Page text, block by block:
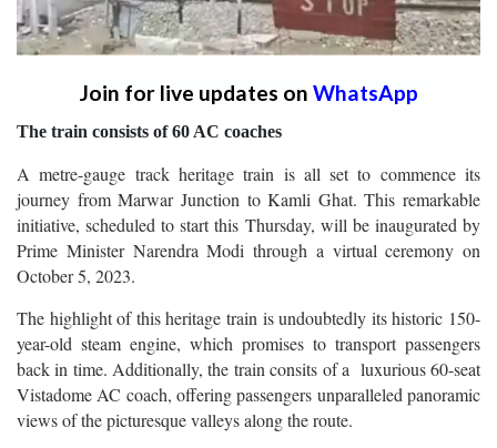
Join for live updates on WhatsApp
The train consists of 60 AC coaches
A metre-gauge track heritage train is all set to commence its
journey from Marwar Junction to Kamli Ghat. This remarkable
initiative, scheduled to start this Thursday, will be inaugurated by
Prime Minister Narendra Modi through a virtual ceremony on
October 5, 2023.
The highlight of this heritage train is undoubtedly its historic 150-
year-old steam engine, which promises to transport passengers
back in time. Additionally, the train consits of a luxurious 60-seat
Vistadome AC coach, offering passengers unparalleled panoramic
views of the picturesque valleys along the route.